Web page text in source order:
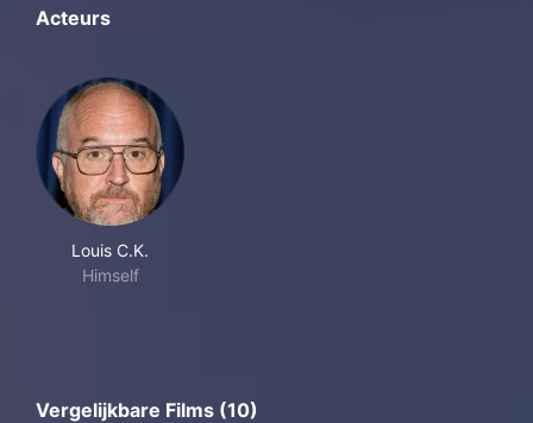
Acteurs
Louis C.K.
Himself
Vergelijkbare Films (10)